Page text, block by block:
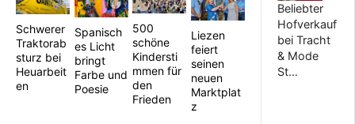
Schwerer
Traktorab
sturz bei
Heuarbeit
en
Spanisch
es Licht
bringt
Farbe und
Poesie
500
schöne
Kindersti
mmen für
den
Frieden
Liezen
feiert
seinen
neuen
Marktplat
z
Beliebter
Hofverkauf
bei Tracht
& Mode
St…